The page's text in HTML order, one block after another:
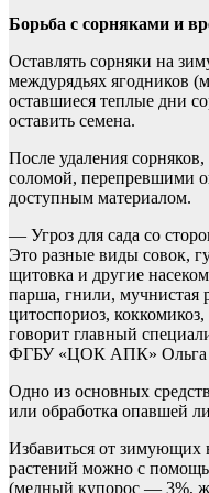
Борьба с сорняками и
Оставлять сорняки на
междурядьях ягодников
оставшиеся теплые дни
оставить семена.
После удаления
соломой, перепревшими
доступным материалом.
— Угроз для сада со
Это разные виды совок,
щитовка и другие
парша, гнили, мучнистая
цитоспориоз,
говорит главный
ФГБУ «ЦОК АПК» Ольга
Одно из основных
или обработка опавшей
Избавиться от зимующих
растений можно с
(медный купорос — 3%,